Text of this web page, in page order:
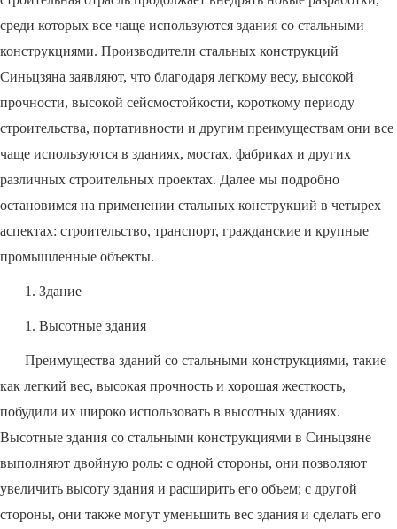
среди которых все чаще используются здания со стальными
конструкциями. Производители стальных конструкций
Синьцзяна заявляют, что благодаря легкому весу, высокой
прочности, высокой сейсмостойкости, короткому периоду
строительства, портативности и другим преимуществам они все
чаще используются в зданиях, мостах, фабриках и других
различных строительных проектах. Далее мы подробно
остановимся на применении стальных конструкций в четырех
аспектах: строительство, транспорт, гражданские и крупные
промышленные объекты.
1. Здание
1. Высотные здания
Преимущества зданий со стальными конструкциями, такие
как легкий вес, высокая прочность и хорошая жесткость,
побудили их широко использовать в высотных зданиях.
Высотные здания со стальными конструкциями в Синьцзяне
выполняют двойную роль: с одной стороны, они позволяют
увеличить высоту здания и расширить его объем; с другой
стороны, они также могут уменьшить вес здания и сделать его